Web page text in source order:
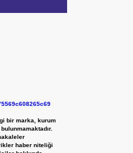
bir marka, kurum
haber niteliği